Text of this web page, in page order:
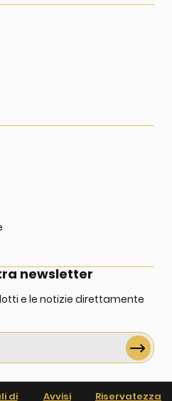
newsletter
e le notizie direttamente
di Avvisi Riservatezza